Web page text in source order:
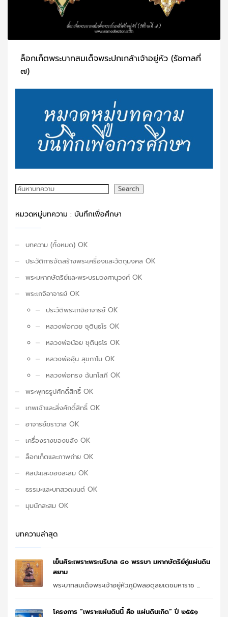
ล็อกเก็ตพระบาทสมเด็จพระปกเกล้าเจ้าอยู่หัว (รัชกาลที่
๗)
พระบาทสมเด็จพระปรมินทรมหาประชาธิปก พระปกเกล้าเจ้าอยู่หั
PUBLISHED IN SIAM COLLECTION SHOW,ปันกันชม,พระมหากษัตริย์และ
พระบรมวงศานุวงศ์ ,รัชกาลที่ 7
ค้นหา Search
หมวดหมู่บทความ : บันทึกเพื่อศึกษา
บทความ (ทั้งหมด) OK
ประวัติการจัดสร้างพระเครื่องและวัตถุมงคล OK
พระมหากษัตริย์และพระบรมวงศานุวงศ์ OK
พระเกจิอาจารย์ OK
ประวัติพระเกจิอาจารย์ OK
หลวงพ่อกวย ชุตินฺธโร OK
หลวงพ่อน้อย ชุตินฺธโร OK
หลวงพ่ออุ้น สุขกาโม OK
หลวงพ่อทรง ฉันทโสภี OK
พระพุทธรูปศักดิ์สิทธิ์ OK
เทพเจ้าและสิ่งศักดิ์สิทธิ์ OK
อาจารย์ฆราวาส OK
เครื่องรางของขลัง OK
ล็อกเก็ตและภาพถ่าย OK
ศิลปะและของสะสม OK
ธรรมะและบทสวดมนต์ OK
มุมนักสะสม OK
บทความล่าสุด
เย็นศิระเพราะพระบริบาล ๘๐ พรรษา มหากษัตริย์คู่แผ่นดิน
สยาม
พระบาทสมเด็จพระเจ้าอยู่หัวภูมิพลอดุลยเดชมหาราช ...
โครงการ “เพราะแผ่นดินนี้ คือ แผ่นดินเกิด” ปี ๒๕๕๑